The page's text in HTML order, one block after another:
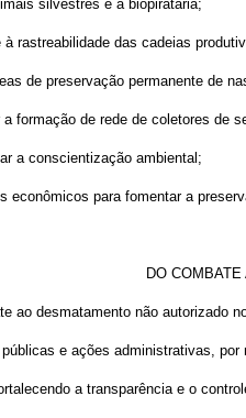
silvestres e à biopirataria;
rastreabilidade das cadeias
de preservação permanente de
formação de rede de coletores de
a conscientização ambiental;
para fomentar a
DO
ao desmatamento não autorizado
e ações administrativas,
a transparência e o